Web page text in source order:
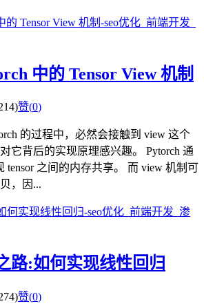
中的 Tensor View 机制
赞(0)
的过程中，必然会接触到 view 这个
它背后的实现原理感兴趣。 Pytorch 通
tensor 之间的内存共享。 而 view 机制可
，因...
路:如何实现线性回归
赞(0)